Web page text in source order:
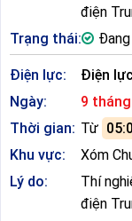
điện
Trạng thái:
Điện lực:
Điện
Ngày:
9
Thời gian: Từ
Khu vực:
Xóm
Lý do:
Thí
điện